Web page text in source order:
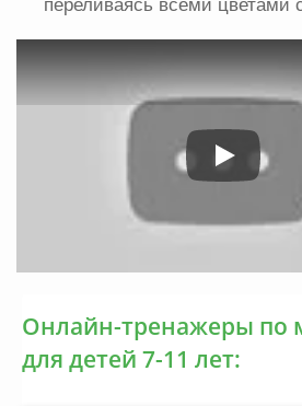
Play
Онлайн-тренажеры по
для детей 7-11 лет: